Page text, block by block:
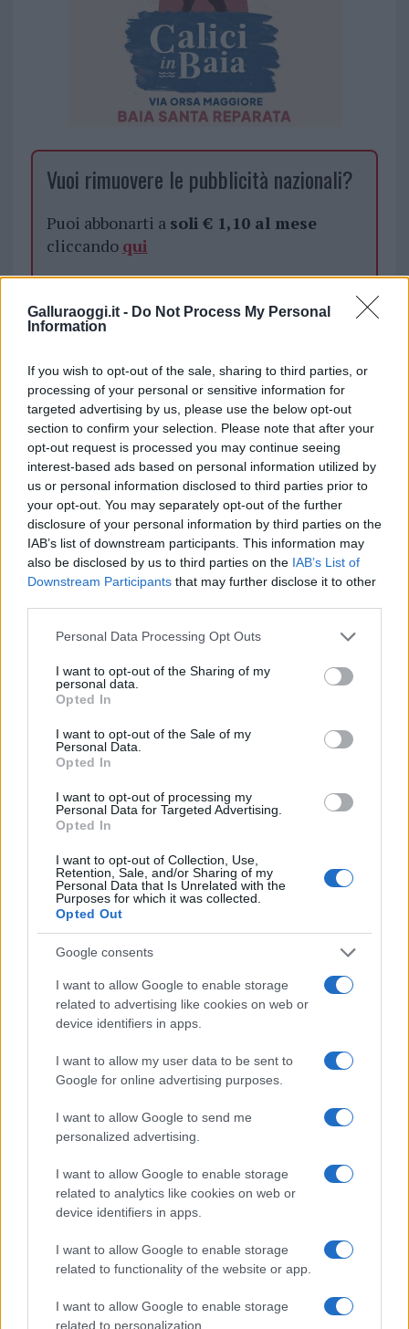
Galluraoggi.it - Do Not Process My Personal
Information
If you wish to opt-out of the sale, sharing to third parties, or
processing of your personal or sensitive information for
targeted advertising by us, please use the below opt-out
section to confirm your selection. Please note that after your
opt-out request is processed you may continue seeing
interest-based ads based on personal information utilized by
us or personal information disclosed to third parties prior to
your opt-out. You may separately opt-out of the further
disclosure of your personal information by third parties on the
IAB’s list of downstream participants. This information may
also be disclosed by us to third parties on the IAB’s List of
Downstream Participants that may further disclose it to other
Please note that this website/app uses one or more Google
not limited to your visit or usage behaviour. You may click to
grant or deny consent to Google and its third-party tags to
use your data for below specified purposes in below Google
consent section.
Personal Data Processing Opt Outs
I want to opt-out of the Sharing of my
personal data.
Opted In
I want to opt-out of the Sale of my
Personal Data.
Opted In
I want to opt-out of processing my
Personal Data for Targeted Advertising.
Opted In
I want to opt-out of Collection, Use,
Retention, Sale, and/or Sharing of my
Personal Data that Is Unrelated with the
Purposes for which it was collected.
Opted Out
Google consents
I want to allow Google to enable storage
related to advertising like cookies on web or
device identifiers in apps.
I want to allow my user data to be sent to
Google for online advertising purposes.
I want to allow Google to send me
personalized advertising.
I want to allow Google to enable storage
related to analytics like cookies on web or
device identifiers in apps.
I want to allow Google to enable storage
related to functionality of the website or app.
I want to allow Google to enable storage
related to personalization.
Vuoi rimuovere le pubblicità nazionali?
Puoi abbonarti a soli € 1,10 al mese
cliccando qui
Sei già abbonato?
sezioneLogindal menù del sito o
cliccandoqui
TEMI: Comma 22 (Catch 22) George Clooney
Inviaci le tue segnalazioni,
i tuoi video e le tue foto
Su WhatsApp al numero +39
345 356 7512
Notizie in tempo reale?
Entra nel canale telegram di
Ricevi le nostre ultime news
daGoogle News
Condividi l'articolo
F
a
ce
b
o
o
k
T
w
it
te
r
Pi
n
te
re
st
W
h
at
s
A
p
p
S
h
re
Articolo precedente
Prossimo articolo
NOTIZIE RECENTI
Sangue, musica e solidarietà con Avis Olbia al
Delta Center
Meteo Olbia 9 agosto, temperature in calo